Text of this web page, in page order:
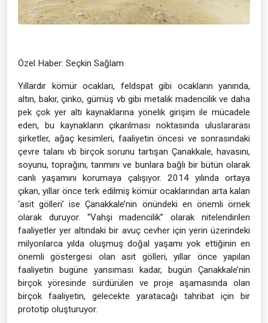
Özel Haber: Seçkin Sağlam
Yıllardır kömür ocakları, feldspat gibi ocakların yanında,
altın, bakır, çinko, gümüş vb gibi metalik madencilik ve daha
pek çok yer altı kaynaklarına yönelik girişim ile mücadele
eden, bu kaynakların çıkarılması noktasında uluslararası
şirketler, ağaç kesimleri, faaliyetin öncesi ve sonrasındaki
çevre talanı vb birçok sorunu tartışan Çanakkale, havasını,
soyunu, toprağını, tarımını ve bunlara bağlı bir bütün olarak
canlı yaşamını korumaya çalışıyor. 2014 yılında ortaya
çıkan, yıllar önce terk edilmiş kömür ocaklarından arta kalan
‘asit gölleri’ ise Çanakkale’nin önündeki en önemli örnek
olarak duruyor. “Vahşi madencilik” olarak nitelendirilen
faaliyetler yer altındaki bir avuç cevher için yerin üzerindeki
milyonlarca yılda oluşmuş doğal yaşamı yok ettiğinin en
önemli göstergesi olan asit gölleri, yıllar önce yapılan
faaliyetin bugüne yansıması kadar, bugün Çanakkale’nin
birçok yöresinde sürdürülen ve proje aşamasında olan
birçok faaliyetin, gelecekte yaratacağı tahribat için bir
prototip oluşturuyor.